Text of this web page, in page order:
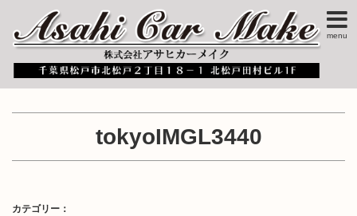
menu
tokyoIMGL3440
カテゴリー：